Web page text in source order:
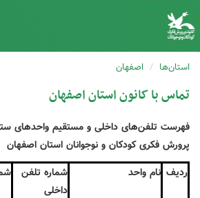
استان‌ها اصفهان
تماس با کانون استان اصفهان
فهرست تلفن‌های داخلی و مستقیم واحدهای
پرورش فکری کودکان و نوجوانان استان اصفهان
ردیف نام واحد
شماره تلفن
داخلی